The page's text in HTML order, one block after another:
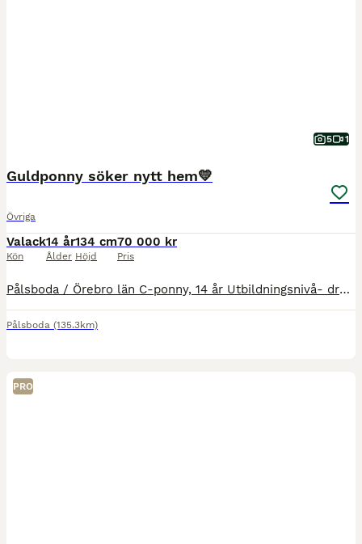
5 1
Guldponny söker nytt hem💛
Övriga
Valack
Kön
14 år
Ålder
134 cm
Höjd
70 000 kr
Pris
Pålsboda / Örebro län C-ponny, 14 år Utbildningsnivå- dressyr LB /LA Går i form, sidvärts, öppna/sluta temporeglering, enkla galoppbyten Hopp 70 cm, lätt D Hoppar gärna terränghinder Skulle även pas
Pålsboda (135.3km)
PRO